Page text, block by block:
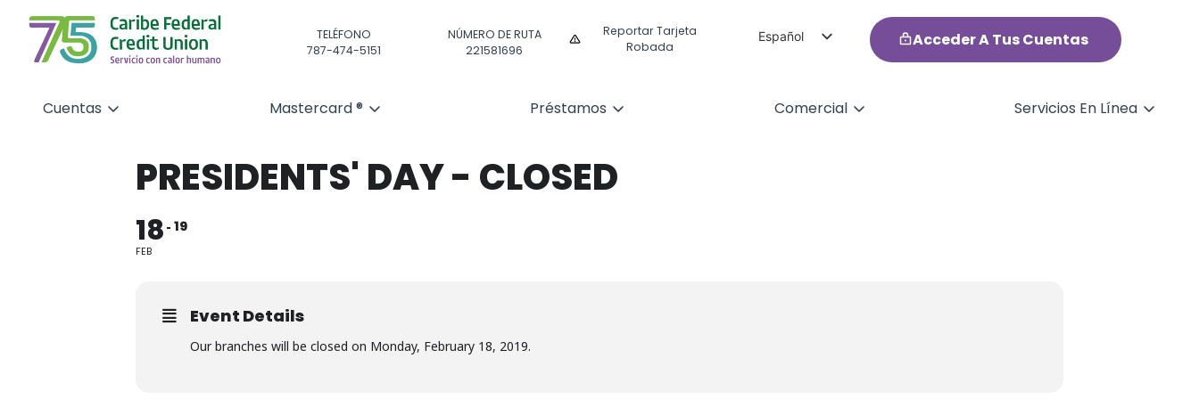
TELÉFONO
787-474-5151
NÚMERO DE RUTA
221581696
Reportar Tarjeta
Robada
Español
Acceder A Tus Cuentas
Cuentas Mastercard ® Préstamos Comercial Servicios En Línea
PRESIDENTS' DAY - CLOSED
18
FEB
19
Event Details
Our branches will be closed on Monday, February 18, 2019.